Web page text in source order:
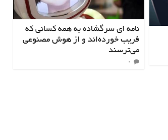
نامه ای سرگشاده به همه کسانی که
فریب خورده‌اند و از هوش مصنوعی
می‌ترسند
۰